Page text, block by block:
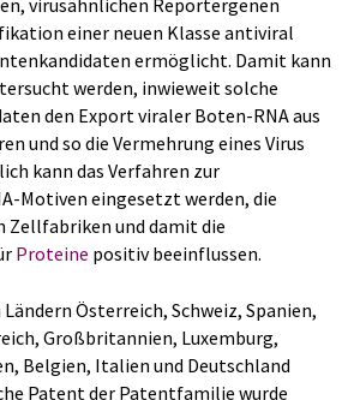
virusähnlichen Reportergenen
einer neuen Klasse antiviral
ermöglicht. Damit kann
werden, inwieweit solche
den Export viraler Boten-RNA aus
und so die Vermehrung eines Virus
kann das Verfahren zur
Motiven eingesetzt werden, die
Zellfabriken und damit die
Proteine positiv beeinflussen.
Österreich, Schweiz, Spanien,
Großbritannien, Luxemburg,
Belgien, Italien und Deutschland
Patent der Patentfamilie wurde